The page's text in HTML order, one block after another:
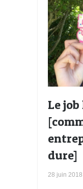
Le
dure]
28 juin 2018